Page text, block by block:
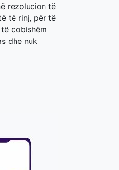
rezolucion të
të rinj, për të
dobishëm
dhe nuk